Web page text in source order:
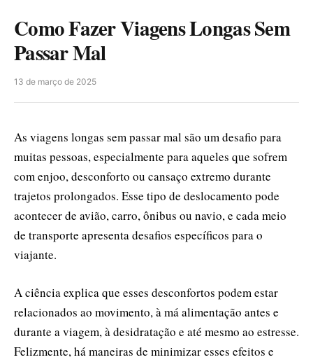
Como Fazer Viagens Longas Sem
Passar Mal
13 de março de 2025
As viagens longas sem passar mal são um desafio para
muitas pessoas, especialmente para aqueles que sofrem
com enjoo, desconforto ou cansaço extremo durante
trajetos prolongados. Esse tipo de deslocamento pode
acontecer de avião, carro, ônibus ou navio, e cada meio
de transporte apresenta desafios específicos para o
viajante.
A ciência explica que esses desconfortos podem estar
relacionados ao movimento, à má alimentação antes e
durante a viagem, à desidratação e até mesmo ao estresse.
Felizmente, há maneiras de minimizar esses efeitos e